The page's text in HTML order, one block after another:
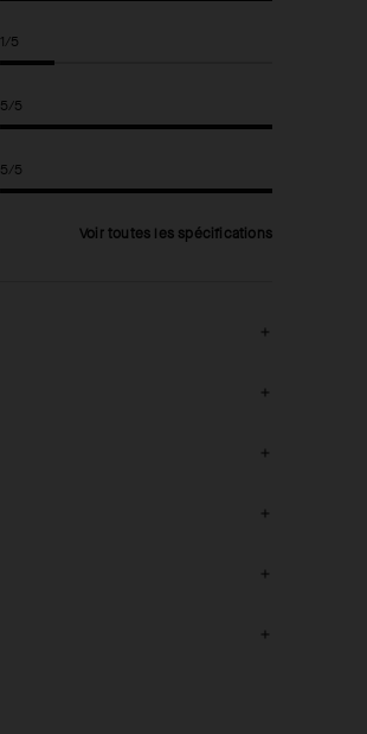
1/5
5/5
5/5
Voir toutes les spécifications